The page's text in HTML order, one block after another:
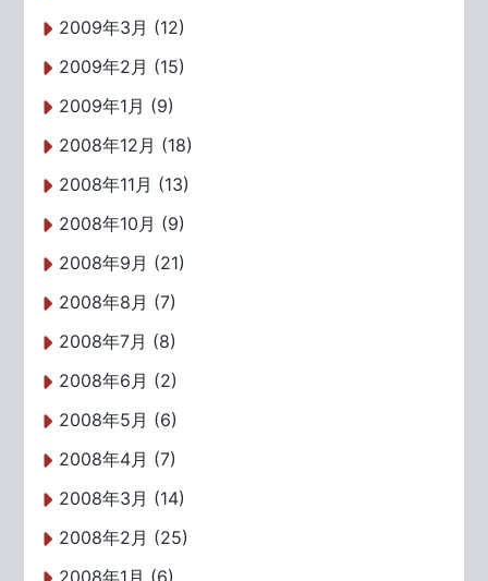
2009年3月 (12)
2009年2月 (15)
2009年1月 (9)
2008年12月 (18)
2008年11月 (13)
2008年10月 (9)
2008年9月 (21)
2008年8月 (7)
2008年7月 (8)
2008年6月 (2)
2008年5月 (6)
2008年4月 (7)
2008年3月 (14)
2008年2月 (25)
2008年1月 (6)